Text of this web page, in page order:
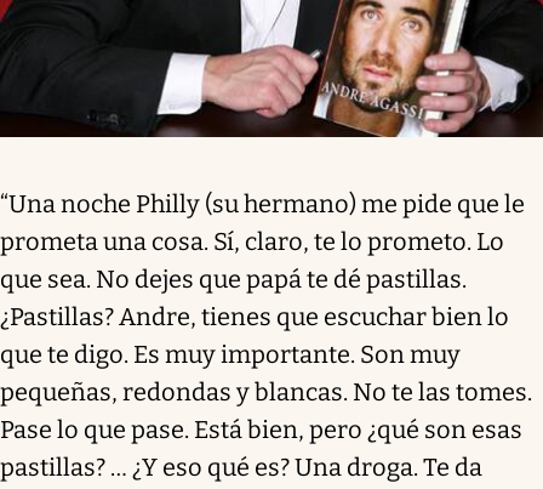
“Una noche Philly (su hermano) me pide que le
prometa una cosa. Sí, claro, te lo prometo. Lo
que sea. No dejes que papá te dé pastillas.
¿Pastillas? Andre, tienes que escuchar bien lo
que te digo. Es muy importante. Son muy
pequeñas, redondas y blancas. No te las tomes.
Pase lo que pase. Está bien, pero ¿qué son esas
pastillas? … ¿Y eso qué es? Una droga. Te da